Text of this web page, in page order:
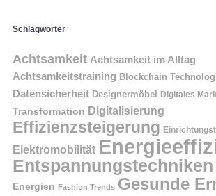
Schlagwörter
Achtsamkeit Achtsamkeit im Alltag
Achtsamkeitstraining Blockchain
Datensicherheit Designermöbel Digitales
Transformation Digitalisierung
Effizienzsteigerung
Elektromobilität
Entspannungstechniken
Energien Fashion Trends Gesunde